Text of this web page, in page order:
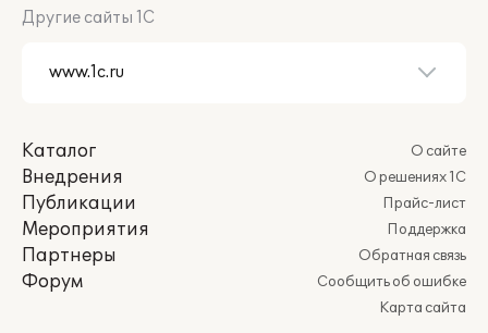
Другие сайты 1С
Каталог
Внедрения
Публикации
Мероприятия
Партнеры
Форум
О сайте
О решениях 1С
Прайс-лист
Поддержка
Обратная связь
Сообщить об ошибке
Карта сайта